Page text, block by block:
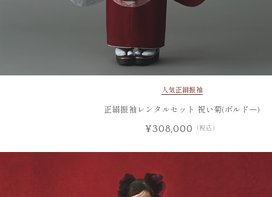
人気 正絹振袖
正絹振袖レンタルセット 祝い菊(ボルドー)
¥308,000 （税込）